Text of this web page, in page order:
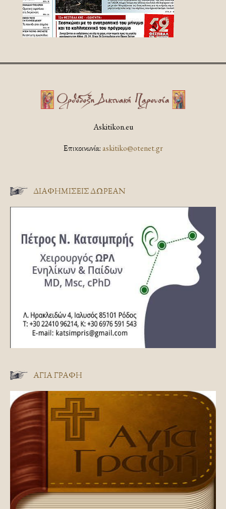
Askitikon.eu
Επικοινωνία:askitiko@otenet.gr
ΔΙΑΦΗΜΊΣΕΙΣ ΔΩΡΕΆΝ
ΑΓΊΑ ΓΡΑΦΉ